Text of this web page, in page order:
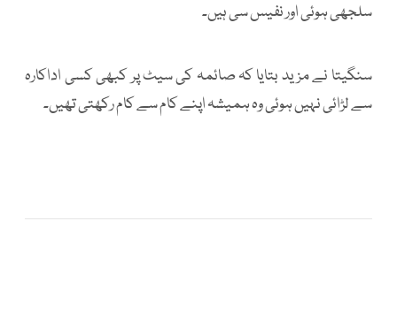
سلجھی ہوئی اور نفیس سی ہیں۔
سنگیتا نے مزید بتایا کہ صائمہ کی سیٹ پر کبھی کسی اداکارہ
سے لڑائی نہیں ہوئی وہ ہمیشہ اپنے کام سے کام رکھتی تھیں۔